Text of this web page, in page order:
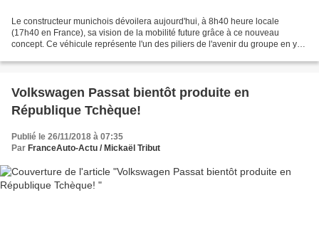
Le constructeur munichois dévoilera aujourd'hui, à 8h40 heure locale
(17h40 en France), sa vision de la mobilité future grâce à ce nouveau
concept. Ce véhicule représente l'un des piliers de l'avenir du groupe en y
Volkswagen Passat bientôt produite en
République Tchèque!
Publié le 26/11/2018 à 07:35
Par FranceAuto-Actu / Mickaël Tribut